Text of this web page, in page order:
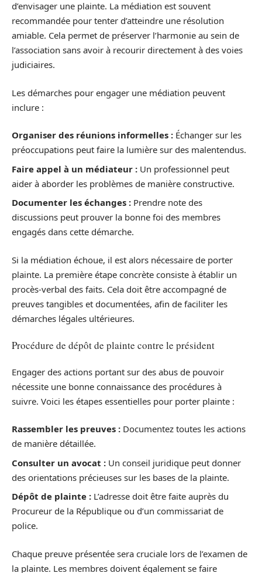
d’envisager une plainte. La médiation est souvent
recommandée pour tenter d’atteindre une résolution
amiable. Cela permet de préserver l’harmonie au sein de
l’association sans avoir à recourir directement à des voies
judiciaires.
Les démarches pour engager une médiation peuvent
inclure :
Organiser des réunions informelles : Échanger sur les
préoccupations peut faire la lumière sur des malentendus.
Faire appel à un médiateur : Un professionnel peut
aider à aborder les problèmes de manière constructive.
Documenter les échanges : Prendre note des
discussions peut prouver la bonne foi des membres
engagés dans cette démarche.
Si la médiation échoue, il est alors nécessaire de porter
plainte. La première étape concrète consiste à établir un
procès-verbal des faits. Cela doit être accompagné de
preuves tangibles et documentées, afin de faciliter les
démarches légales ultérieures.
Procédure de dépôt de plainte contre le président
Engager des actions portant sur des abus de pouvoir
nécessite une bonne connaissance des procédures à
suivre. Voici les étapes essentielles pour porter plainte :
Rassembler les preuves : Documentez toutes les actions
de manière détaillée.
Consulter un avocat : Un conseil juridique peut donner
des orientations précieuses sur les bases de la plainte.
Dépôt de plainte : L’adresse doit être faite auprès du
Procureur de la République ou d’un commissariat de
police.
Chaque preuve présentée sera cruciale lors de l’examen de
la plainte. Les membres doivent également se faire